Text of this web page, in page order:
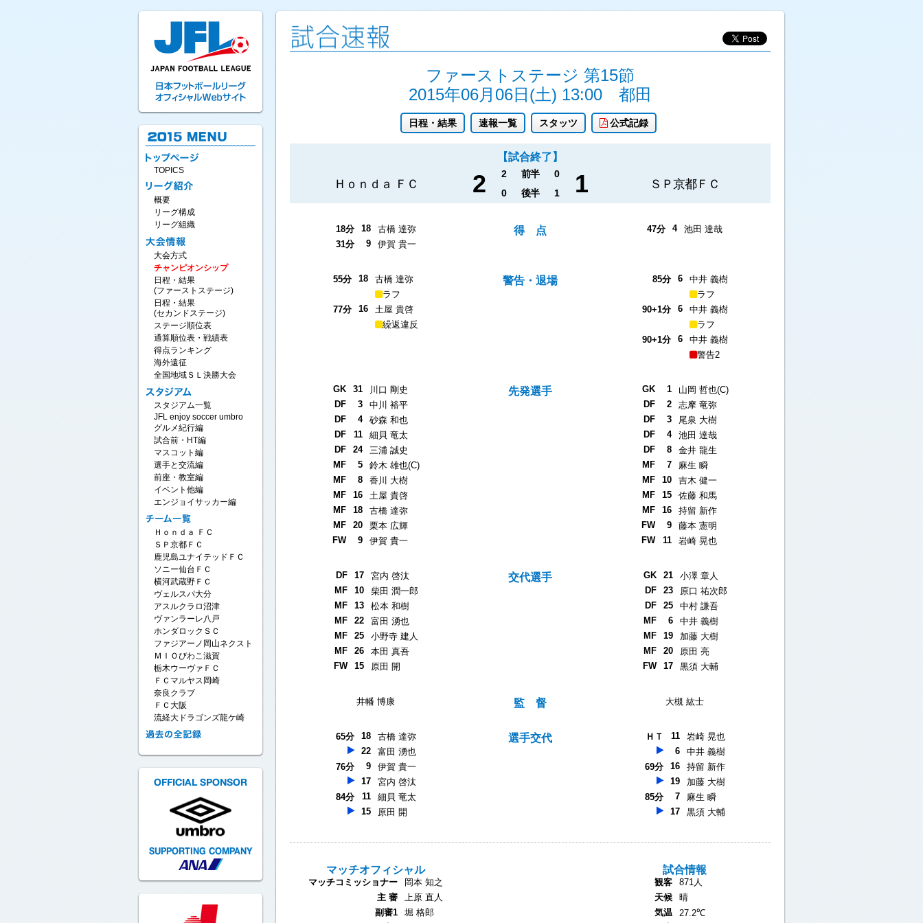
ファーストステージ 第15節
2015年06月06日(土) 13:00
都田
日程・結果 速報一覧 スタッツ 公式記録
【試合終了】
Ｈｏｎｄａ ＦＣ 2 2 前半 0 1 ＳＰ京都ＦＣ
0 後半 1
得 点
18分 18
古橋 達弥
31分
9 伊賀 貴一
47分 4 池田 達哉
警告・退場
55分 18
古橋 達弥
ラフ
77分
16
土屋 貴啓
繰返違反
85分 6
中井 義樹
ラフ
90+1分
6
中井 義樹
ラフ
90+1分
6
中井 義樹
警告2
先発選手
GK 31
川口 剛史
DF
3
中川 裕平
DF
4
砂森 和也
DF
11
細貝 竜太
DF
24
三浦 誠史
MF
5
鈴木 雄也(C)
MF
8
香川 大樹
MF
16
土屋 貴啓
MF
18
古橋 達弥
MF
20
栗本 広輝
FW
9 伊賀 貴一
GK 1
山岡 哲也(C)
DF
2
志摩 竜弥
DF
3
尾泉 大樹
DF
4
池田 達哉
DF
8
金井 龍生
MF
7
麻生 瞬
MF
10
吉木 健一
MF
15
佐藤 和馬
MF
16
持留 新作
FW
9
藤本 憲明
FW
11 岩崎 晃也
交代選手
DF 17
宮内 啓汰
MF
10
柴田 潤一郎
MF
13
松本 和樹
MF
22
富田 湧也
MF
25
小野寺 建人
MF
26
本田 真吾
FW
15 原田 開
GK 21
小澤 章人
DF
23
原口 祐次郎
DF
25
中村 謙吾
MF
6
中井 義樹
MF
19
加藤 大樹
MF
20
原田 亮
FW
17 黒須 大輔
監 督
井幡 博康 大槻 紘士
選手交代
65分 18
古橋 達弥
22
富田 湧也
76分
9
伊賀 貴一
17
宮内 啓汰
84分
11
細貝 竜太
15
原田 開
ＨＴ 11
岩崎 晃也
6
中井 義樹
69分
16
持留 新作
19
加藤 大樹
85分
7
麻生 瞬
17
黒須 大輔
マッチオフィシャル
マッチコミッショナー
岡本 知之
主 審
上原 直人
副審1
堀 格郎
試合情報
観客
871人
天候
晴
気温
27.2℃
TOPICS
概要
リーグ構成
リーグ組織
大会方式
チャンピオンシップ
日程・結果
(ファーストステージ)
日程・結果
(セカンドステージ)
ステージ順位表
通算順位表・戦績表
得点ランキング
海外遠征
全国地域ＳＬ決勝大会
スタジアム一覧
JFL enjoy soccer umbro
グルメ紀行編
試合前・HT編
マスコット編
選手と交流編
前座・教室編
イベント他編
エンジョイサッカー編
Ｈｏｎｄａ ＦＣ
ＳＰ京都ＦＣ
鹿児島ユナイテッドＦＣ
ソニー仙台ＦＣ
横河武蔵野ＦＣ
ヴェルスパ大分
アスルクラロ沼津
ヴァンラーレ八戸
ホンダロックＳＣ
ファジアーノ岡山ネクスト
ＭＩＯびわこ滋賀
栃木ウーヴァＦＣ
ＦＣマルヤス岡崎
奈良クラブ
ＦＣ大阪
流経大ドラゴンズ龍ケ崎